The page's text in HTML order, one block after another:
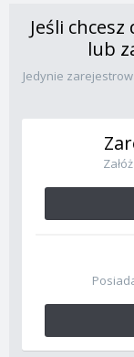
Jeśli
lub
Jedynie